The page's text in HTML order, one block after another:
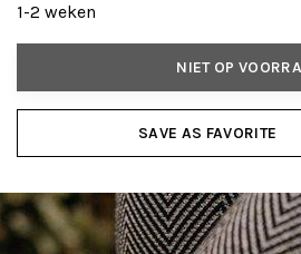
1-2 weken
NIET OP
SAVE AS FAVORITE